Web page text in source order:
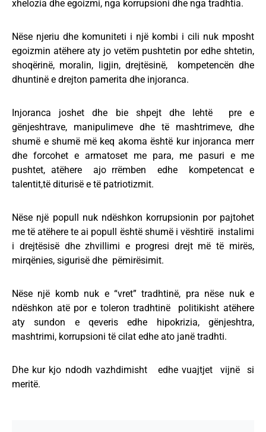
xhelozia dhe egoizmi, nga korrupsioni dhe nga tradhtia.
Nëse njeriu dhe komuniteti i një kombi i cili nuk mposht
egoizmin atëhere aty jo vetëm pushtetin por edhe shtetin,
shoqërinë, moralin, ligjin, drejtësinë, kompetencën dhe
dhuntinë e drejton pamerita dhe injoranca.
Injoranca joshet dhe bie shpejt dhe lehtë pre e
gënjeshtrave, manipulimeve dhe të mashtrimeve, dhe
shumë e shumë më keq akoma është kur injoranca merr
dhe forcohet e armatoset me para, me pasuri e me
pushtet, atëhere ajo rrëmben edhe kompetencat e
talentit,të diturisë e të patriotizmit.
Nëse një popull nuk ndëshkon korrupsionin por pajtohet
me të atëhere te ai popull është shumë i vështirë instalimi
i drejtësisë dhe zhvillimi e progresi drejt më të mirës,
mirqënies, sigurisë dhe pëmirësimit.
Nëse një komb nuk e “vret” tradhtinë, pra nëse nuk e
ndëshkon atë por e toleron tradhtinë politikisht atëhere
aty sundon e qeveris edhe hipokrizia, gënjeshtra,
mashtrimi, korrupsioni të cilat edhe ato janë tradhti.
Dhe kur kjo ndodh vazhdimisht edhe vuajtjet vijnë si
meritë.